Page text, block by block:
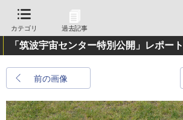
カテゴリ 過去記事
「筑波宇宙センター特別公開」レポート
前の画像